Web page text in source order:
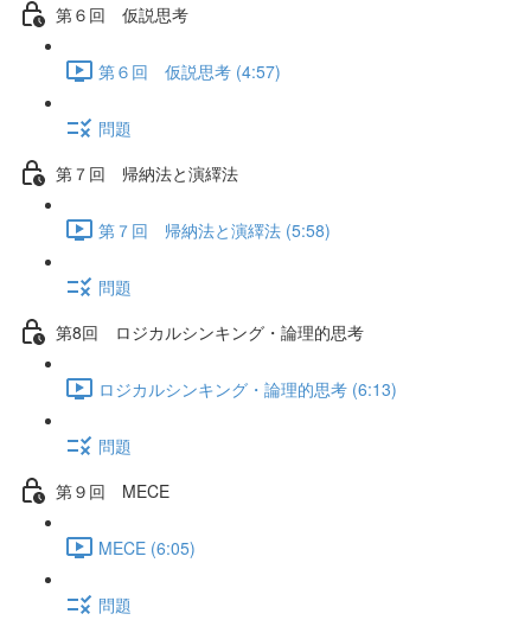
第６回 仮説思考
第６回 仮説思考 (4:57)
問題
第７回 帰納法と演繹法
第７回 帰納法と演繹法 (5:58)
問題
第8回 ロジカルシンキング・論理的思考
ロジカルシンキング・論理的思考 (6:13)
問題
第９回 MECE
MECE (6:05)
問題